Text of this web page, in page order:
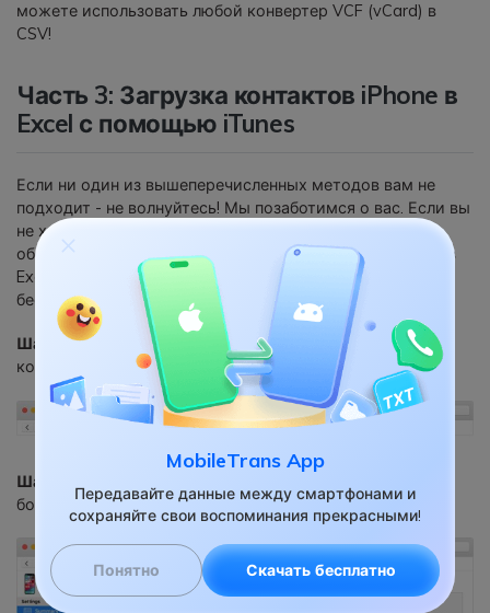
MobileTrans App
Передавайте данные между смартфонами и
сохраняйте свои воспоминания прекрасными!
Понятно Скачать бесплатно
можете использовать любой конвертер VCF (vCard) в
CSV!
Часть 3: Загрузка контактов iPhone в
Excel с помощью iTunes
Если ни один из вышеперечисленных методов вам не
подходит - не волнуйтесь! Мы позаботимся о вас. Если вы
не хотите использовать стороннее программное
обеспечение или iCloud для экспорта контактов iPhone в
Excel. Вы можете использовать iTunes для этого
бесплатно.
Шаг 1: Открыть iTunes и подключить
iPhone к
компьютеру.
Шаг 2:
боковом меню.